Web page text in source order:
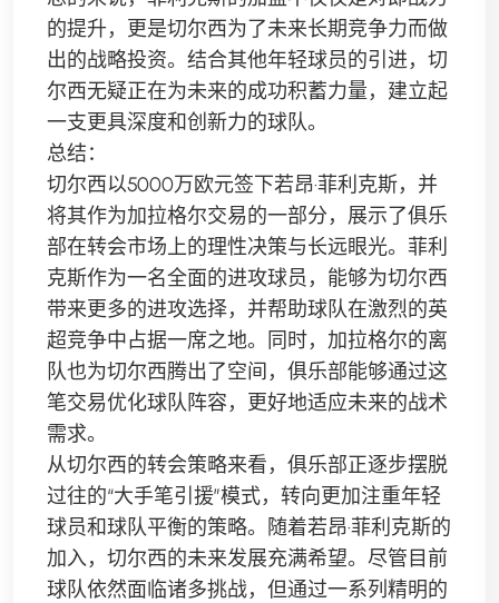
的提升，更是切尔西为了未来长期竞争力而做
出的战略投资。结合其他年轻球员的引进，切
尔西无疑正在为未来的成功积蓄力量，建立起
一支更具深度和创新力的球队。
总结：
切尔西以5000万欧元签下若昂·菲利克斯，并
将其作为加拉格尔交易的一部分，展示了俱乐
部在转会市场上的理性决策与长远眼光。菲利
克斯作为一名全面的进攻球员，能够为切尔西
带来更多的进攻选择，并帮助球队在激烈的英
超竞争中占据一席之地。同时，加拉格尔的离
队也为切尔西腾出了空间，俱乐部能够通过这
笔交易优化球队阵容，更好地适应未来的战术
需求。
从切尔西的转会策略来看，俱乐部正逐步摆脱
过往的“大手笔引援”模式，转向更加注重年轻
球员和球队平衡的策略。随着若昂·菲利克斯的
加入，切尔西的未来发展充满希望。尽管目前
球队依然面临诸多挑战，但通过一系列精明的